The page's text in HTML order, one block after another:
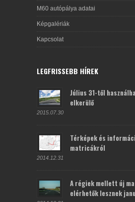
M60 autópálya adatai
Képgalériák
Kapcsolat
LEGFRISSEBB HÍREK
Július 31-től
elkerülő
2015.07.30
Térképek és
matricákról
2014.12.31
A régiek mellett új
elérhetők lesznek